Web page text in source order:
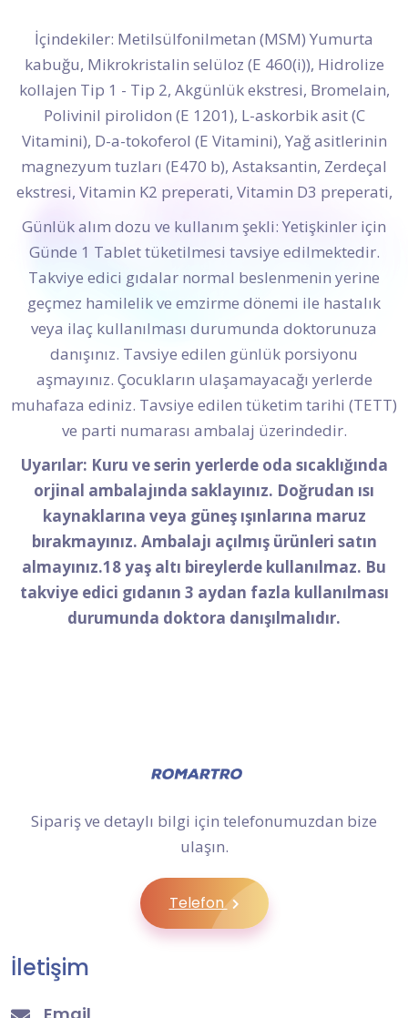
İçindekiler: Metilsülfonilmetan (MSM) Yumurta
kabuğu, Mikrokristalin selüloz (E 460(i)), Hidrolize
kollajen Tip 1 - Tip 2, Akgünlük ekstresi, Bromelain,
Polivinil pirolidon (E 1201), L-askorbik asit (C
Vitamini), D-a-tokoferol (E Vitamini), Yağ asitlerinin
magnezyum tuzları (E470 b), Astaksantin, Zerdeçal
ekstresi, Vitamin K2 preperati, Vitamin D3 preperati,
Günlük alım dozu ve kullanım şekli: Yetişkinler için
Günde 1 Tablet tüketilmesi tavsiye edilmektedir.
Takviye edici gıdalar normal beslenmenin yerine
geçmez hamilelik ve emzirme dönemi ile hastalık
veya ilaç kullanılması durumunda doktorunuza
danışınız. Tavsiye edilen günlük porsiyonu
aşmayınız. Çocukların ulaşamayacağı yerlerde
muhafaza ediniz. Tavsiye edilen tüketim tarihi (TETT)
ve parti numarası ambalaj üzerindedir.
Uyarılar: Kuru ve serin yerlerde oda sıcaklığında
orjinal ambalajında saklayınız. Doğrudan ısı
kaynaklarına veya güneş ışınlarına maruz
bırakmayınız. Ambalajı açılmış ürünleri satın
almayınız.18 yaş altı bireylerde kullanılmaz. Bu
takviye edici gıdanın 3 aydan fazla kullanılması
durumunda doktora danışılmalıdır.
Sipariş ve detaylı bilgi için telefonumuzdan bize
ulaşın.
Telefon
İletişim